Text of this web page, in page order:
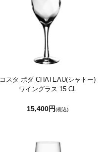
コスタ ボダ CHATEAU(シャトー)
ワイングラス 15 CL
15,400円(税込)